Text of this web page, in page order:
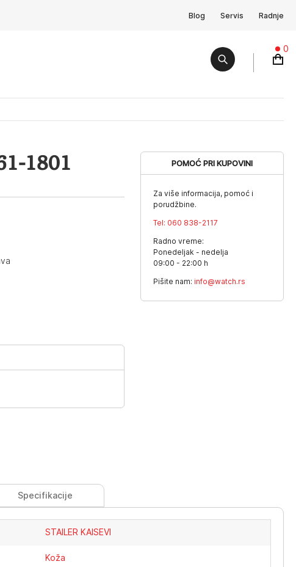
Blog Servis Radnje
0
1801 POMOĆ PRI KUPOVINI
Za više informacija, pomoć i
porudžbine.
Tel: 060 838-2117
Radno vreme:
Ponedeljak - nedelja
09:00 - 22:00 h
Pišite nam: info@watch.rs
Specifikacije
STAILER KAISEVI
Koža